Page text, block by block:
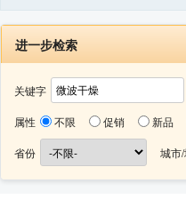
进一步检索
关键字
属性 不限 促销 新品
省份 城市